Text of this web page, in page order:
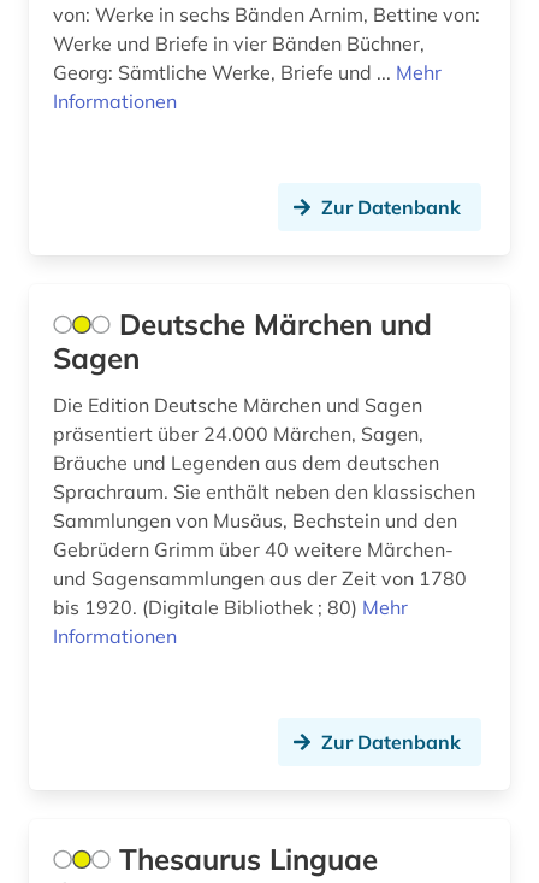
jacob (1)
jean (1)
kanada (1)
kommentar (1)
komödie (1)
kunstgeschichte (2)
kuriosität (1)
kurzgeschichte (1)
lexikon (1)
von: Werke in sechs Bänden Arnim, Bettine von:
Werke und Briefe in vier Bänden Büchner,
Georg: Sämtliche Werke, Briefe und ... Mehr
Informationen
Zur Datenbank
Deutsche Märchen und
Sagen
Die Edition Deutsche Märchen und Sagen
präsentiert über 24.000 Märchen, Sagen,
Bräuche und Legenden aus dem deutschen
Sprachraum. Sie enthält neben den klassischen
Sammlungen von Musäus, Bechstein und den
Gebrüdern Grimm über 40 weitere Märchen-
und Sagensammlungen aus der Zeit von 1780
bis 1920. (Digitale Bibliothek ; 80) Mehr
Informationen
Zur Datenbank
Thesaurus Linguae